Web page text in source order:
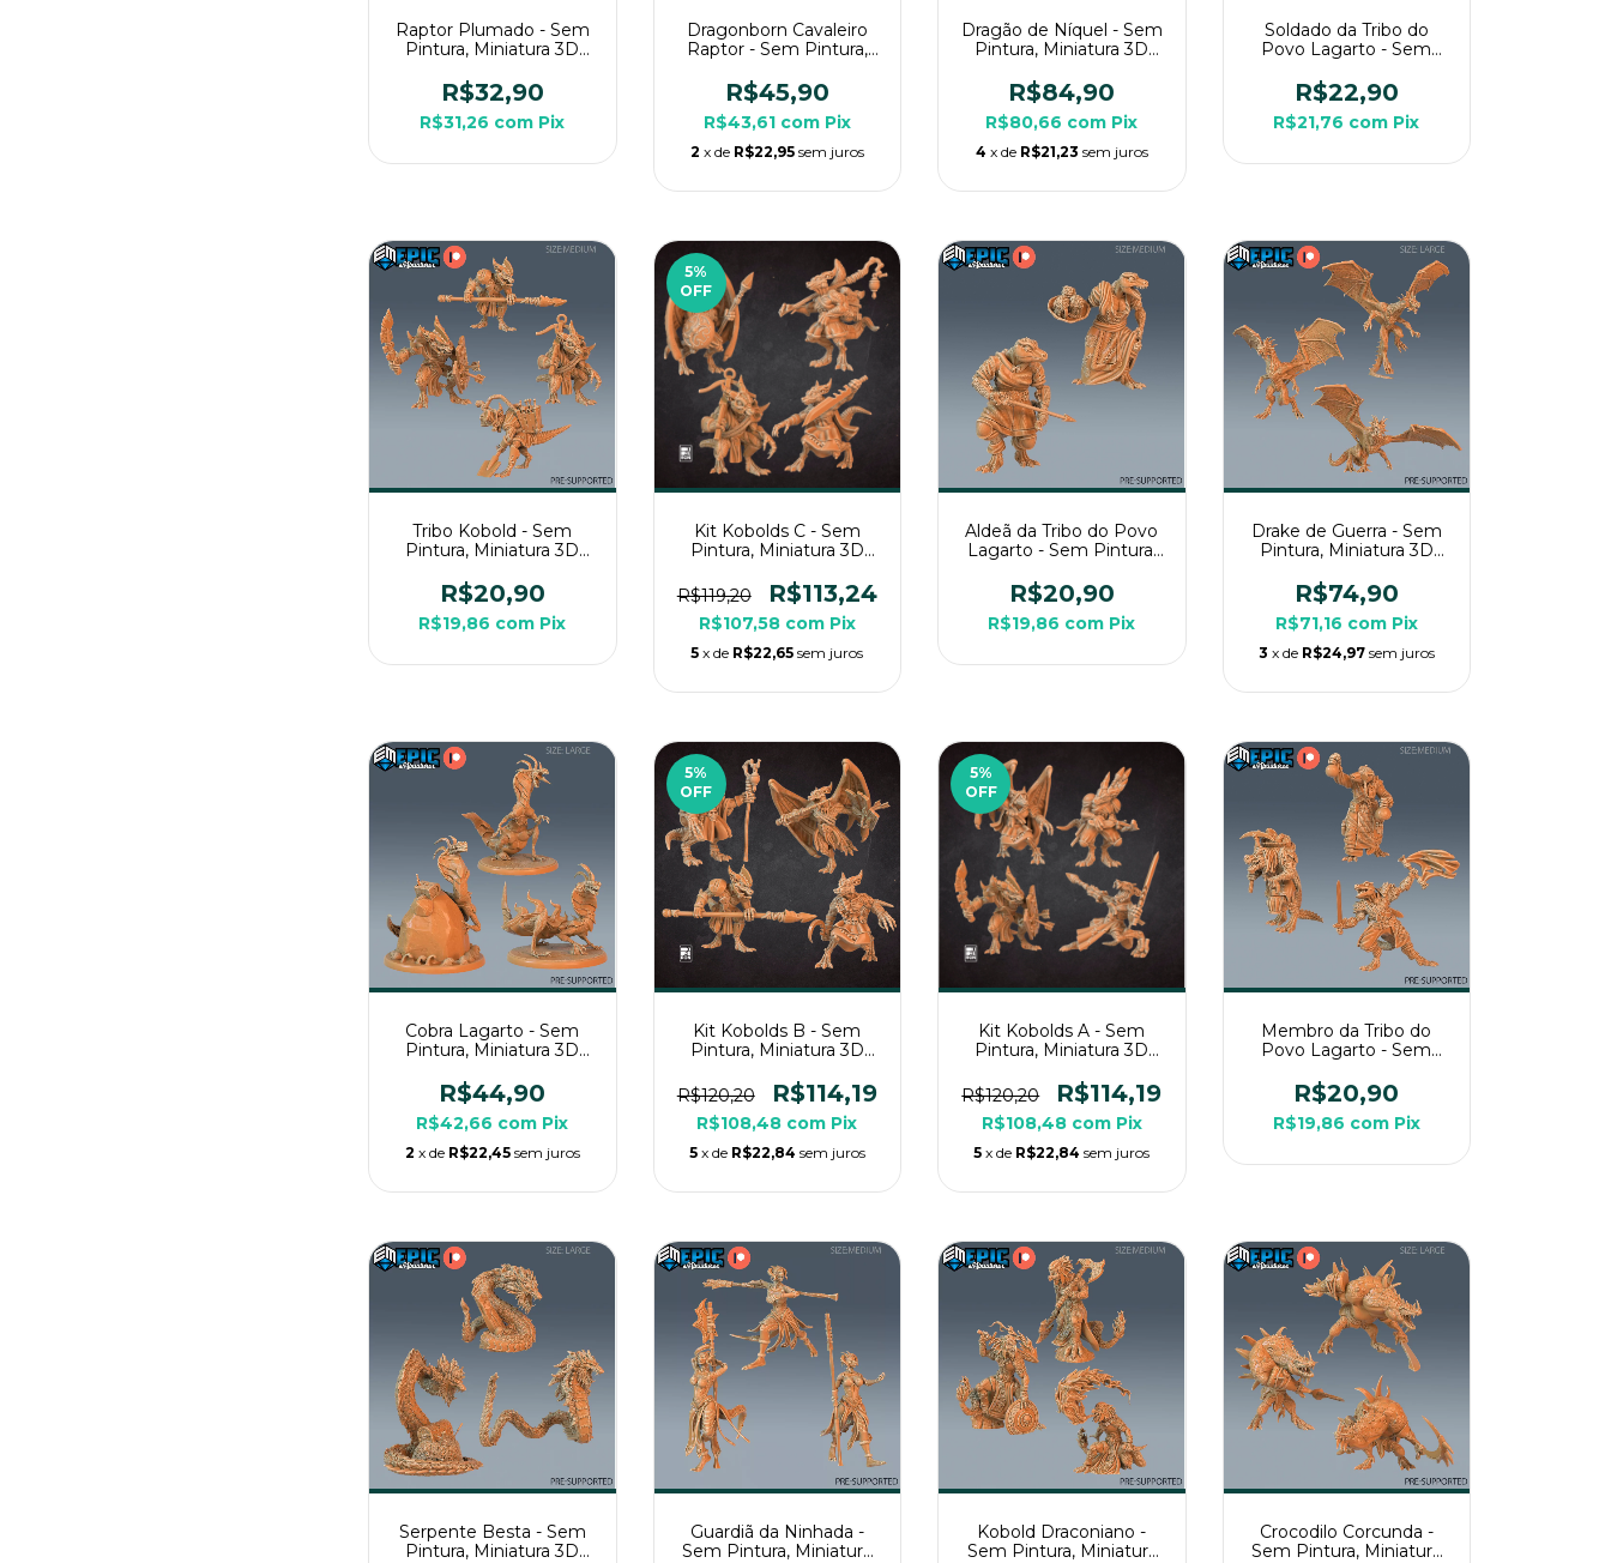
Raptor Plumado - Sem
Pintura, Miniatura 3D
Mesa
R$32,90
R$31,26 com Pix
Dragonborn Cavaleiro
Raptor - Sem Pintura,
Para Rpg de Mesa
R$45,90
R$43,61 com Pix
2 x de R$22,95 sem juros
Dragão de Níquel - Sem
Pintura, Miniatura 3D
Mesa
R$84,90
R$80,66 com Pix
4 x de R$21,23 sem juros
Soldado da Tribo do
Povo Lagarto - Sem
Médio Para Rpg de
Mesa
R$22,90
R$21,76 com Pix
Tribo Kobold - Sem
Pintura, Miniatura 3D
Mesa
R$20,90
R$19,86 com Pix
5%
OFF
Kit Kobolds C - Sem
Pintura, Miniatura 3D
Mesa
R$119,20 R$113,24
R$107,58 com Pix
5 x de R$22,65 sem juros
Aldeã da Tribo do Povo
Lagarto - Sem Pintura,
Rpg de Mesa
R$20,90
R$19,86 com Pix
Drake de Guerra - Sem
Pintura, Miniatura 3D
Mesa
R$74,90
R$71,16 com Pix
3 x de R$24,97 sem juros
Cobra Lagarto - Sem
Pintura, Miniatura 3D
Mesa
R$44,90
R$42,66 com Pix
2 x de R$22,45 sem juros
5%
OFF
Kit Kobolds B - Sem
Pintura, Miniatura 3D
Mesa
R$120,20 R$114,19
R$108,48 com Pix
5 x de R$22,84 sem juros
5%
OFF
Kit Kobolds A - Sem
Pintura, Miniatura 3D
Mesa
R$120,20 R$114,19
R$108,48 com Pix
5 x de R$22,84 sem juros
Membro da Tribo do
Povo Lagarto - Sem
Médio Para Rpg de
Mesa
R$20,90
R$19,86 com Pix
Serpente Besta - Sem
Pintura, Miniatura 3D
Guardiã da Ninhada -
Sem Pintura, Miniatura
Kobold Draconiano -
Sem Pintura, Miniatura
Crocodilo Corcunda -
Sem Pintura, Miniatura